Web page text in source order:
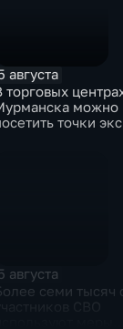
августа
торговых
можно
точки
августа
семи тысяч